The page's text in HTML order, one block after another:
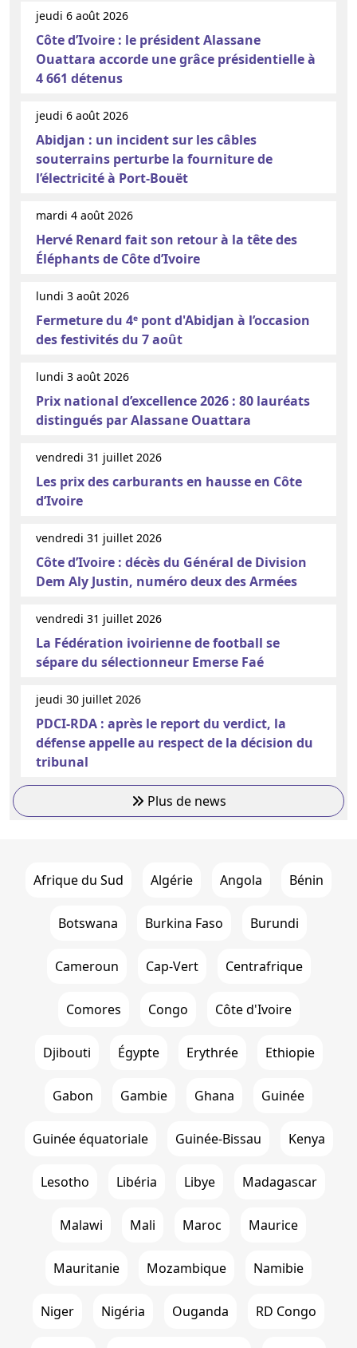
jeudi 6 août 2026
Côte d’Ivoire : le président Alassane
Ouattara accorde une grâce présidentielle à
4 661 détenus
jeudi 6 août 2026
Abidjan : un incident sur les câbles
souterrains perturbe la fourniture de
l’électricité à Port-Bouët
mardi 4 août 2026
Hervé Renard fait son retour à la tête des
Éléphants de Côte d’Ivoire
lundi 3 août 2026
Fermeture du 4ᵉ pont d'Abidjan à l’occasion
des festivités du 7 août
lundi 3 août 2026
Prix national d’excellence 2026 : 80 lauréats
distingués par Alassane Ouattara
vendredi 31 juillet 2026
Les prix des carburants en hausse en Côte
d’Ivoire
vendredi 31 juillet 2026
Côte d’Ivoire : décès du Général de Division
Dem Aly Justin, numéro deux des Armées
vendredi 31 juillet 2026
La Fédération ivoirienne de football se
sépare du sélectionneur Emerse Faé
jeudi 30 juillet 2026
PDCI-RDA : après le report du verdict, la
défense appelle au respect de la décision du
tribunal
Plus de news
Afrique du Sud Algérie Angola Bénin
Botswana Burkina Faso Burundi
Cameroun Cap-Vert Centrafrique
Comores Congo Côte d'Ivoire
Djibouti Égypte Erythrée Ethiopie
Gabon Gambie Ghana Guinée
Guinée équatoriale Guinée-Bissau Kenya
Lesotho Libéria Libye Madagascar
Malawi Mali Maroc Maurice
Mauritanie Mozambique Namibie
Niger Nigéria Ouganda RD Congo